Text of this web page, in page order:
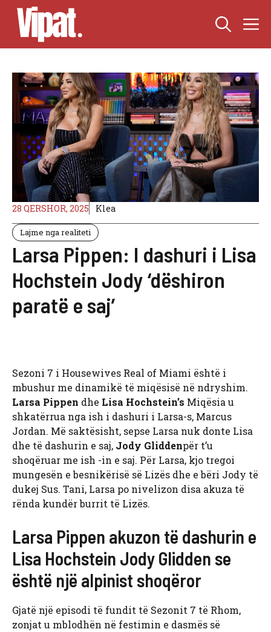
Skip
content
28 QERSHOR, 2025 Klea
Lajme nga realiteti
Larsa Pippen: I dashuri i Lisa
Hochstein Jody ‘dëshiron
paratë e saj’
Sezoni 7 i Housewives Real of Miami është i
mbushur me dinamikë të miqësisë në ndryshim.
Larsa Pippen dhe Lisa Hochstein’s Miqësia u
shkatërrua nga ish i dashuri i Larsa-s, Marcus
Jordan. Më saktësisht, sepse Larsa nuk donte Lisa
dhe të dashurin e saj, Jody Gliddenpër t’u
shoqëruar me ish -in e saj. Për Larsa, kjo tregoi
mungesën e besnikërisë së Lizës dhe e bëri Jody të
dukej Sus. Tani, Larsa po nivelizon disa akuza të
rënda kundër burrit të Lizës.
Larsa Pippen akuzon të dashurin e
Lisa Hochstein Jody Glidden se
është një alpinist shoqëror
Gjatë një episodi të fundit të Sezonit 7 të Rhom,
zonjat u mblodhën në festimin e dasmës së